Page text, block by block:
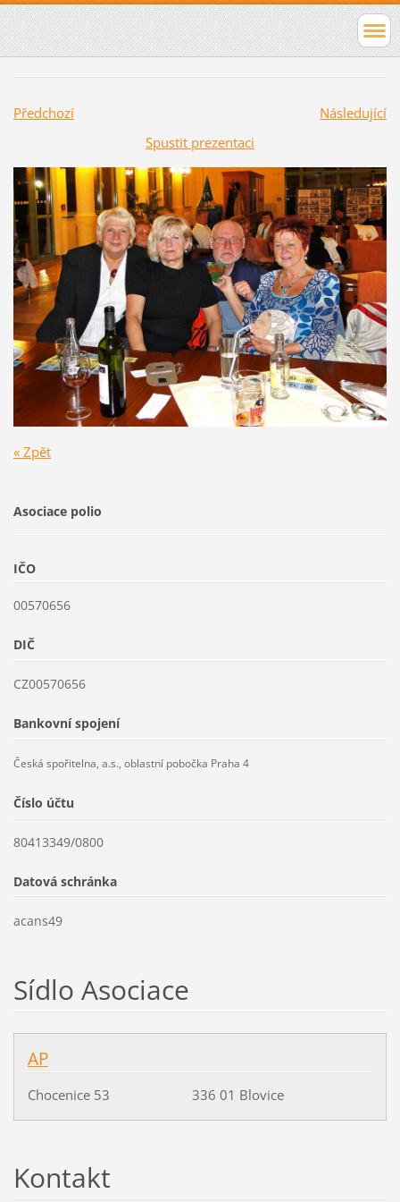
Předchozí
Následující
Spustit prezentaci
« Zpět
Asociace polio
IČO
00570656
DIČ
CZ00570656
Bankovní spojení
Česká spořitelna, a.s., oblastní pobočka Praha 4
Číslo účtu
80413349/0800
Datová schránka
acans49
Sídlo Asociace
AP
Chocenice 53 336 01 Blovice
Kontakt